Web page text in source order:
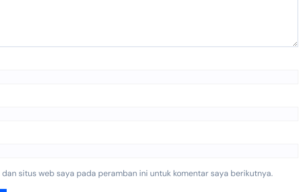
dan situs web saya pada peramban ini untuk komentar saya berikutnya.